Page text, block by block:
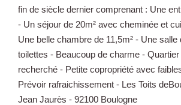
fin de siècle dernier comprenant : Une
- Un séjour de 20m² avec cheminée et
Une belle chambre de 11,5m² - Une salle
toilettes - Beaucoup de charme -
recherché - Petite copropriété avec
Prévoir rafraichissement - Les Toits
Jean Jaurès - 92100 Boulogne